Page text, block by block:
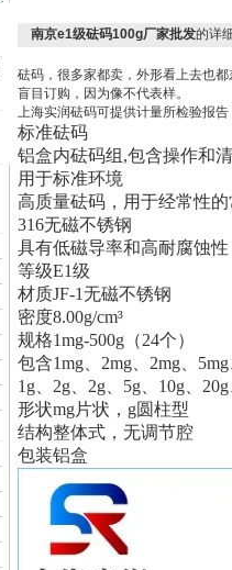
南京e1级砝码100g厂家批发的详
砝码，很多家都卖，外形看上去也
盲目订购，因为像不代表样。
上海实润砝码可提供计量所检验报
标准砝码
铝盒内砝码组,包含操作和
用于标准环境
高质量砝码，用于经常性
316无磁不锈钢
具有低磁导率和高耐腐蚀
等级E1级
材质JF-1无磁不锈钢
密度8.00g/cm³
规格1mg-500g（24个）
包含1mg、2mg、2mg、
1g、2g、2g、5g、10g、
形状mg片状，g圆柱型
结构整体式，无调节腔
包装铝盒